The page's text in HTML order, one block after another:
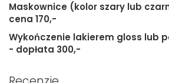
Maskownice (kolor szary lub
cena 170,-
Wykończenie lakierem gloss lub
- dopłata 300,-